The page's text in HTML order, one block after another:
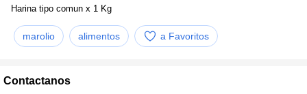
Harina tipo comun x 1 Kg
marolio alimentos a Favoritos
Contactanos